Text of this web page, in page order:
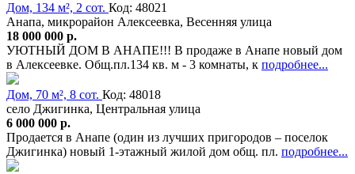
Дом, 134 м², 2 сот. Код: 48021
Анапа, микрорайон Алексеевка, Весенняя улица
18 000 000 р.
УЮТНЫЙ ДОМ В АНАПЕ!!! В продаже в Анапе новый дом
в Алексеевке. Общ.пл.134 кв. м - 3 комнаты, к подробнее...
Дом, 70 м², 8 сот. Код: 48018
село Джигинка, Центральная улица
6 000 000 р.
Продается в Анапе (один из лучших пригородов – поселок
Джигинка) новый 1-этажный жилой дом общ. пл. подробнее...